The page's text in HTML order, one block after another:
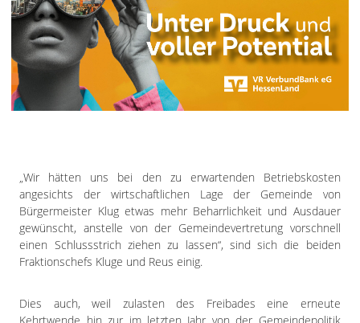
„Wir hätten uns bei den zu erwartenden Betriebskosten
angesichts der wirtschaftlichen Lage der Gemeinde von
Bürgermeister Klug etwas mehr Beharrlichkeit und Ausdauer
gewünscht, anstelle von der Gemeindevertretung vorschnell
einen Schlussstrich ziehen zu lassen“, sind sich die beiden
Fraktionschefs Kluge und Reus einig.
Dies auch, weil zulasten des Freibades eine erneute